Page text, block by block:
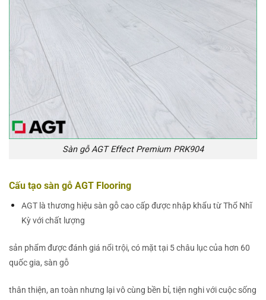
Sàn gỗ AGT Effect Premium PRK904
Cấu tạo sàn gỗ AGT Flooring
AGT là thương hiệu sàn gỗ cao cấp được nhập khẩu từ Thổ Nhĩ
Kỳ với chất lượng
sản phẩm được đánh giá nổi trội, có mặt tại 5 châu lục của hơn 60
quốc gia, sàn gỗ
thân thiện, an toàn nhưng lại vô cùng bền bỉ, tiện nghi với cuộc sống